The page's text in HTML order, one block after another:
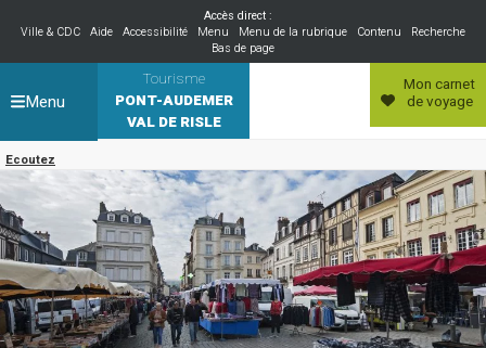
Accès direct :
Ville & CDC Aide Accessibilité Menu Menu de la rubrique Contenu
Recherche
Bas de page
Tourisme
PONT-AUDEMER
VAL DE RISLE
Ecoutez
Mon carnet
de voyage
Menu